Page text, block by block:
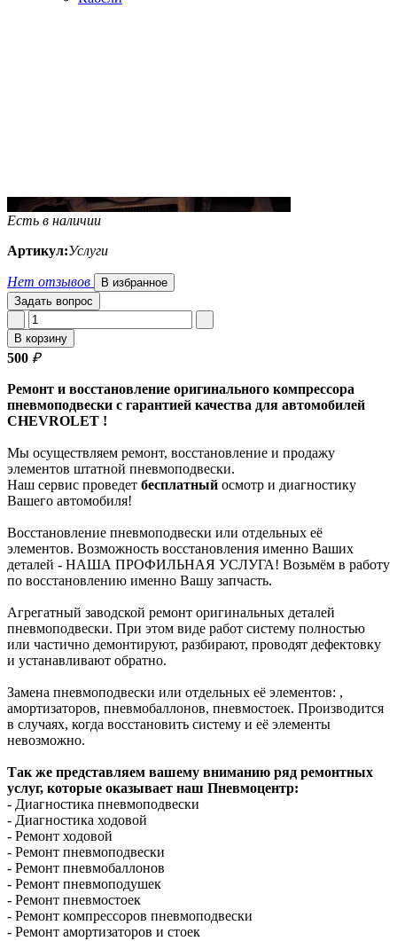
Есть в наличии
Артикул:Услуги
Нет отзывов
В избранное
Задать вопрос
В корзину
500 ₽
Ремонт и восстановление оригинального компрессора
пневмоподвески с гарантией качества для автомобилей
CHEVROLET !
Мы осуществляем ремонт, восстановление и продажу
элементов штатной пневмоподвески.
Наш сервис проведет бесплатный осмотр и диагностику
Вашего автомобиля!
Восстановление пневмоподвески или отдельных её
элементов. Возможность восстановления именно Ваших
деталей - НАША ПРОФИЛЬНАЯ УСЛУГА! Возьмём в работу
по восстановлению именно Вашу запчасть.
Агрегатный заводской ремонт оригинальных деталей
пневмоподвески. При этом виде работ систему полностью
или частично демонтируют, разбирают, проводят дефектовку
и устанавливают обратно.
Замена пневмоподвески или отдельных её элементов: ,
амортизаторов, пневмобаллонов, пневмостоек. Производится
в случаях, когда восстановить систему и её элементы
невозможно.
Так же представляем вашему вниманию ряд ремонтных
услуг, которые оказывает наш Пневмоцентр:
- Диагностика пневмоподвески
- Диагностика ходовой
- Ремонт ходовой
- Ремонт пневмоподвески
- Ремонт пневмобаллонов
- Ремонт пневмоподушек
- Ремонт пневмостоек
- Ремонт компрессоров пневмоподвески
- Ремонт амортизаторов и стоек